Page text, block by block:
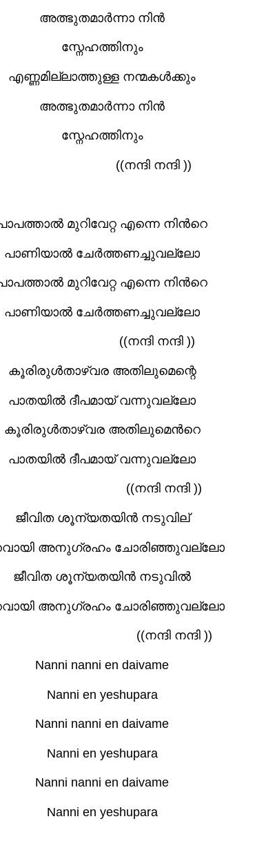
അത്ഭുതമാര്‍ന്നാ നിന്‍
സ്നേഹത്തിനും
എണ്ണമില്ലാത്തുള്ള നന്മകള്‍ക്കും
അത്ഭുതമാര്‍ന്നാ നിന്‍
സ്നേഹത്തിനും
((നന്ദി നന്ദി ))
മുറിവേറ്റ എന്നെ നിന്‍റെ
പാണിയാല്‍ ചേര്‍ത്തണച്ചുവല്ലോ
മുറിവേറ്റ എന്നെ നിന്‍റെ
പാണിയാല്‍ ചേര്‍ത്തണച്ചുവല്ലോ
((നന്ദി നന്ദി ))
കൂരിരുള്‍താഴ്വര അതിലുമെന്റെ
പാതയില്‍ ദീപമായ് വന്നുവല്ലോ
കൂരിരുള്‍താഴ്വര അതിലുമെന്‍റെ
പാതയില്‍ ദീപമായ് വന്നുവല്ലോ
((നന്ദി നന്ദി ))
ജീവിത ശൂന്യതയിന്‍ നടുവില്
അനുഗ്രഹം ചോരിഞ്ഞുവല്ലോ
ജീവിത ശൂന്യതയിന്‍ നടുവില്‍
അനുഗ്രഹം ചോരിഞ്ഞുവല്ലോ
നന്ദി ))
Nanni nanni en daivame
Nanni en yeshupara
Nanni nanni en daivame
Nanni en yeshupara
Nanni nanni en daivame
Nanni en yeshupara